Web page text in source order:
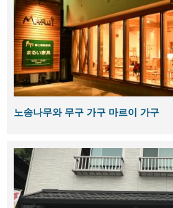
노송나무와 무구 가구 마르이 가구